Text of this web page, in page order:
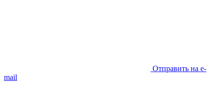
Отправить на e-
mail